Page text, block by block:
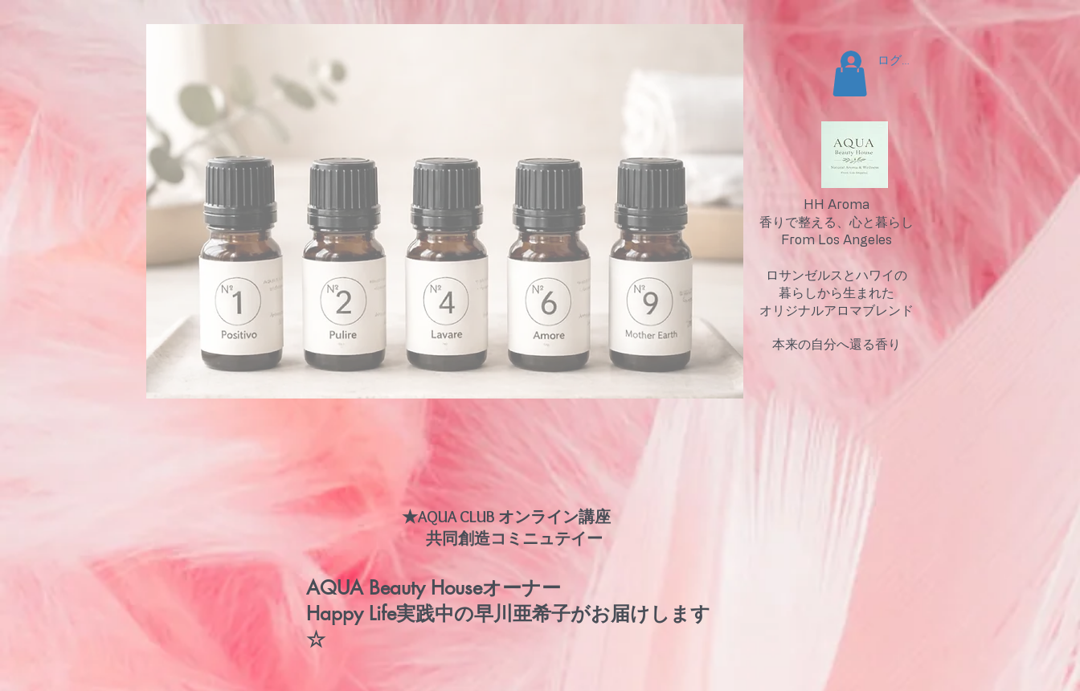
ログイン
HH Aroma
香りで整える、心と暮らし
From Los Angeles
ロサンゼルスとハワイの
暮らしから生まれた
オリジナルアロマブレンド
​本来の自分へ還る香り
AQUA Beauty Houseオーナー
Happy Life実践中の早川亜希子がお届けします
☆
★AQUA CLUB オンライン講座
​共同創造コミニュテイー